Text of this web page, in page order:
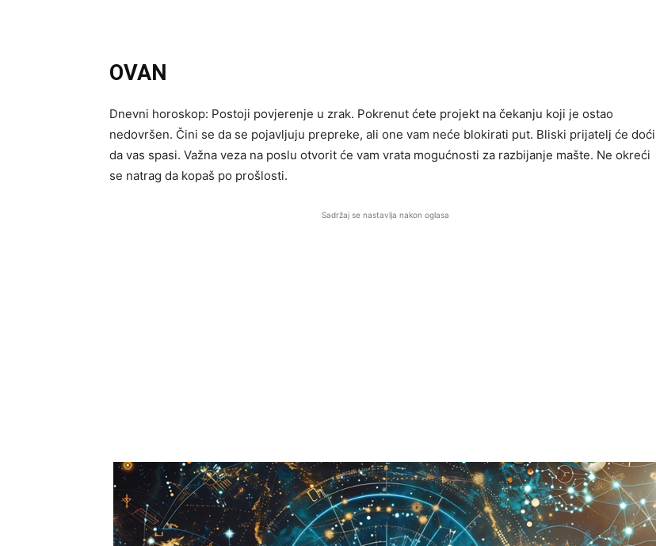
OVAN
Dnevni horoskop: Postoji povjerenje u zrak. Pokrenut ćete projekt na čekanju koji je ostao
nedovršen. Čini se da se pojavljuju prepreke, ali one vam neće blokirati put. Bliski prijatelj će doći
da vas spasi. Važna veza na poslu otvorit će vam vrata mogućnosti za razbijanje mašte. Ne okreći
se natrag da kopaš po prošlosti.
Sadržaj se nastavlja nakon oglasa